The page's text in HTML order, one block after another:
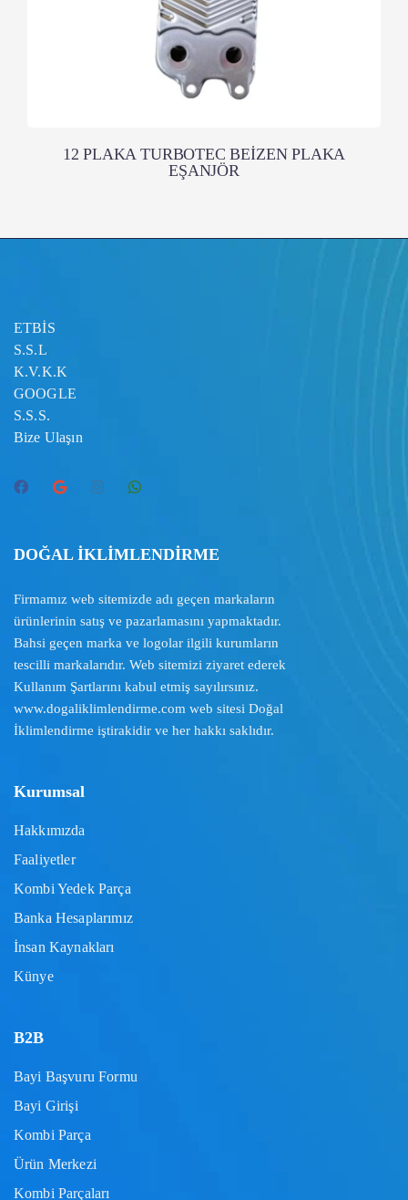
12 PLAKA TURBOTEC BEİZEN PLAKA
EŞANJÖR
ETBİS
S.S.L
K.V.K.K
GOOGLE
S.S.S.
Bize Ulaşın
DOĞAL İKLİMLENDİRME
Firmamız web sitemizde adı geçen markaların
ürünlerinin satış ve pazarlamasını yapmaktadır.
Bahsi geçen marka ve logolar ilgili kurumların
tescilli markalarıdır. Web sitemizi ziyaret ederek
Kullanım Şartlarını kabul etmiş sayılırsınız.
www.dogaliklimlendirme.com web sitesi Doğal
İklimlendirme iştirakidir ve her hakkı saklıdır.
Kurumsal
Hakkımızda
Faaliyetler
Kombi Yedek Parça
Banka Hesaplarımız
İnsan Kaynakları
Künye
B2B
Bayi Başvuru Formu
Bayi Girişi
Kombi Parça
Ürün Merkezi
Kombi Parçaları